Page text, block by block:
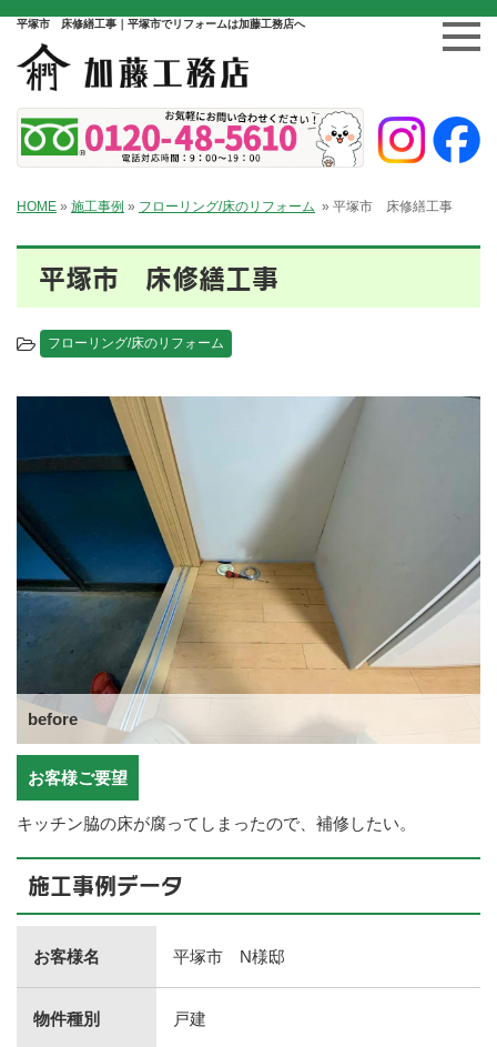
平塚市 床修繕工事｜平塚市でリフォームは加藤工務店へ
HOME » 施工事例 » フローリング/床のリフォーム » 平塚市 床修繕工事
平塚市 床修繕工事
フローリング/床のリフォーム
before
お客様ご要望
キッチン脇の床が腐ってしまったので、補修したい。
施工事例データ
お客様名 平塚市 N様邸
物件種別 戸建